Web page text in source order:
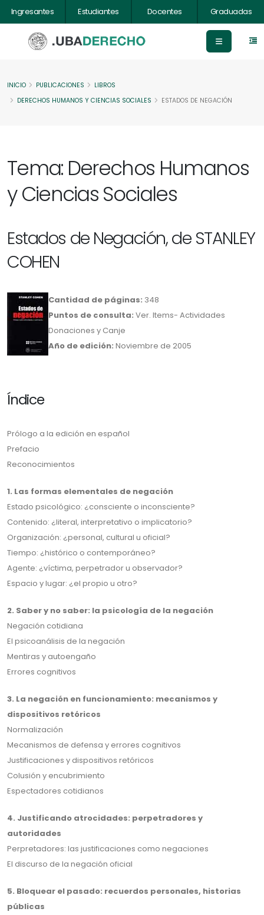
Ingresantes Estudiantes Docentes Graduadas
INICIO PUBLICACIONES
LIBROS
DERECHOS HUMANOS Y CIENCIAS SOCIALES
ESTADOS DE NEGACIÓN
Tema: Derechos Humanos
y Ciencias Sociales
Estados de Negación, de STANLEY
COHEN
Cantidad de páginas: 348
Puntos de consulta: Ver. Items- Actividades
Donaciones y Canje
Año de edición: Noviembre de 2005
Índice
Prólogo a la edición en español
Prefacio
Reconocimientos
1. Las formas elementales de negación
Estado psicológico: ¿consciente o inconsciente?
Contenido: ¿literal, interpretativo o implicatorio?
Organización: ¿personal, cultural u oficial?
Tiempo: ¿histórico o contemporáneo?
Agente: ¿víctima, perpetrador u observador?
Espacio y lugar: ¿el propio u otro?
2. Saber y no saber: la psicología de la negación
Negación cotidiana
El psicoanálisis de la negación
Mentiras y autoengaño
Errores cognitivos
3. La negación en funcionamiento: mecanismos y
dispositivos retóricos
Normalización
Mecanismos de defensa y errores cognitivos
Justificaciones y dispositivos retóricos
Colusión y encubrimiento
Espectadores cotidianos
4. Justificando atrocidades: perpetradores y
autoridades
Perpretadores: las justificaciones como negaciones
El discurso de la negación oficial
5. Bloquear el pasado: recuerdos personales, historias
públicas